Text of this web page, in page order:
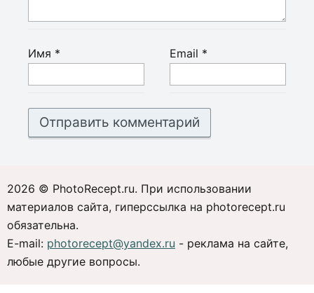
Имя * Email *
2026 © PhotoRecept.ru. При использовании
материалов сайта, гиперссылка на photorecept.ru
обязательна.
E-mail: photorecept@yandex.ru - реклама на сайте,
любые другие вопросы.